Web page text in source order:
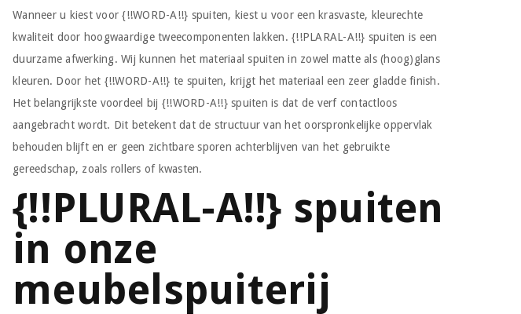
Wanneer u kiest voor {!!WORD-A!!} spuiten, kiest u voor een krasvaste, kleurechte
kwaliteit door hoogwaardige tweecomponenten lakken. {!!PLARAL-A!!} spuiten is een
duurzame afwerking. Wij kunnen het materiaal spuiten in zowel matte als (hoog)glans
kleuren. Door het {!!WORD-A!!} te spuiten, krijgt het materiaal een zeer gladde finish.
Het belangrijkste voordeel bij {!!WORD-A!!} spuiten is dat de verf contactloos
aangebracht wordt. Dit betekent dat de structuur van het oorspronkelijke oppervlak
behouden blijft en er geen zichtbare sporen achterblijven van het gebruikte
gereedschap, zoals rollers of kwasten.
{!!PLURAL-A!!} spuiten
in onze
meubelspuiterij